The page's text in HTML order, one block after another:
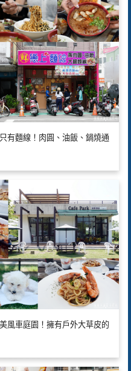
有麵線！肉圓、油飯、鍋燒通
風車庭園！擁有戶外大草皮的